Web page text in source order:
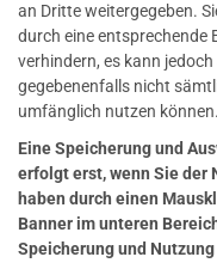
an Dritte weitergegeben.
durch eine entsprechende
verhindern, es kann jedoch
gegebenenfalls nicht
umfänglich nutzen können.
Eine Speicherung und
erfolgt erst, wenn Sie der
haben durch einen
Banner im unteren
Speicherung und